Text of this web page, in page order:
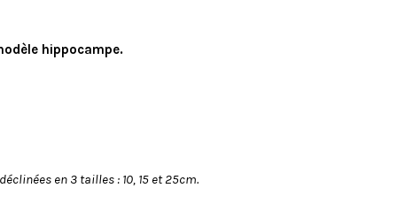
hippocampe.
en 3 tailles : 10, 15 et 25cm.